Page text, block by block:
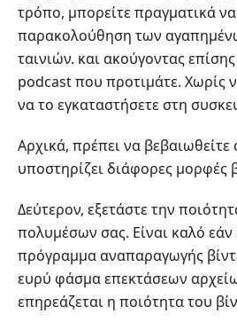
τρόπο, μπορείτε πραγματικά
παρακολούθηση των
ταινιών. και ακούγοντας
podcast που προτιμάτε. Χωρίς
να το εγκαταστήσετε στη
Αρχικά, πρέπει να βεβαιωθείτε
υποστηρίζει διάφορες μορφές
Δεύτερον, εξετάστε την
πολυμέσων σας. Είναι καλό εάν
πρόγραμμα αναπαραγωγής
ευρύ φάσμα επεκτάσεων
επηρεάζεται η ποιότητα του